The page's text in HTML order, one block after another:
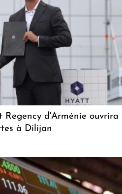
d'Arménie ouvrira
à Dilijan